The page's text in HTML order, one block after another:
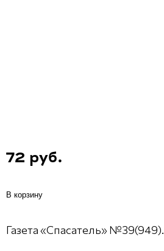
72 руб.
В корзину
Газета «Спасатель» №39(949).